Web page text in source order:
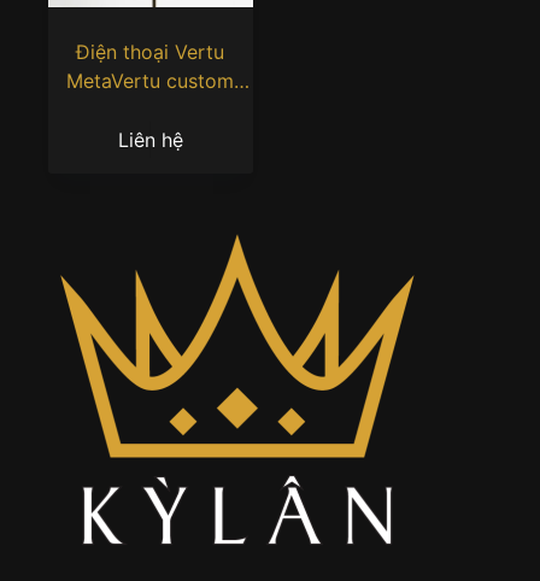
Điện thoại Vertu
MetaVertu custom
Liên hệ